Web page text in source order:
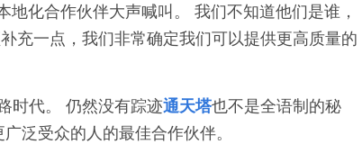
化合作伙伴大声喊叫。 我们不知道他们是谁，
充一点，我们非常确定我们可以提供更高质量的
时代。 仍然没有踪迹通天塔也不是全语制的秘
泛受众的人的最佳合作伙伴。